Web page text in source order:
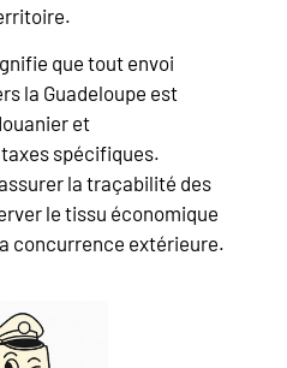
que tout envoi
la Guadeloupe est
et
spécifiques.
la traçabilité des
le tissu économique
concurrence extérieure.